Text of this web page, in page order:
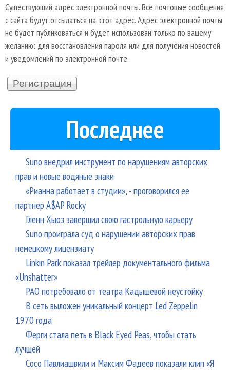
Существующий адрес электронной почты. Все почтовые сообщения
с сайта будут отсылаться на этот адрес. Адрес электронной почты
не будет публиковаться и будет использован только по вашему
желанию: для восстановления пароля или для получения новостей
и уведомлений по электронной почте.
Последнее
Suno внедрил инструмент по нарушениям авторских
прав и новые водяные знаки
«Рианна работает в студии», - проговорился ее
партнер A$AP Rocky
Гленн Хьюз завершил свою гастрольную карьеру
Suno проиграла суд о нарушении авторских прав
немецкому лицензиату
Linkin Park показал трейлер документального фильма
«Unshatter»
РАО потребовало от театра Кадышевой неустойку
В сеть выложен уникальный концерт Led Zeppelin
1970 года
Ферги стала петь в Black Eyed Peas, чтобы стать
лучшей
Сосо Павлиашвили и Максим Фадеев показали клип «Я